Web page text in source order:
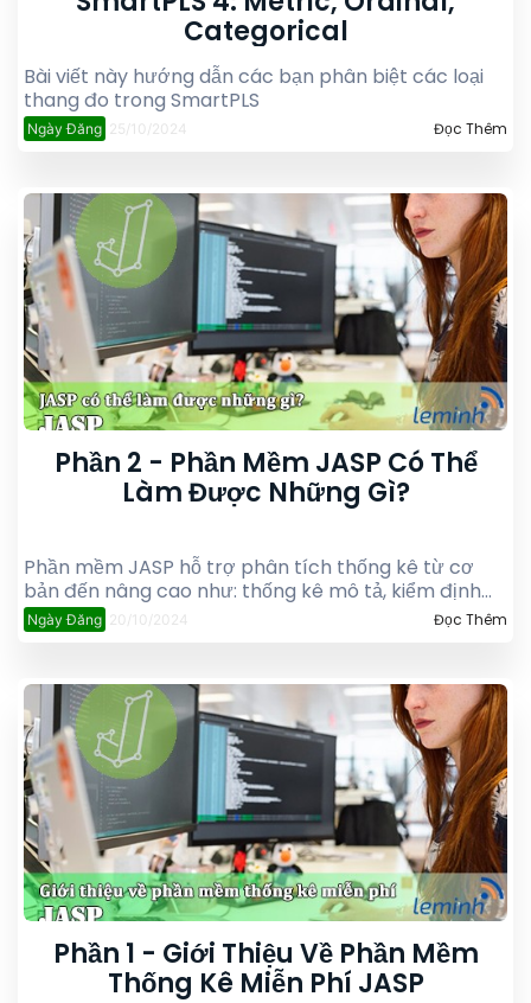
Categorical
Bài viết này hướng dẫn các bạn phân biệt các loại
thang đo trong SmartPLS
Ngày Đăng 25/10/2024 Đọc Thêm
Phần 2 - Phần Mềm JASP Có Thể
Làm Được Những Gì?
Phần mềm JASP hỗ trợ phân tích thống kê từ cơ
bản đến nâng cao như: thống kê mô tả, kiểm định
giả thuyết, hồi quy, phân tích tương quan, nhân tố,
chuỗi thời gian, và phân tích Bayes, với giao diện
Ngày Đăng 20/10/2024 Đọc Thêm
Phần 1 - Giới Thiệu Về Phần Mềm
Thống Kê Miễn Phí JASP